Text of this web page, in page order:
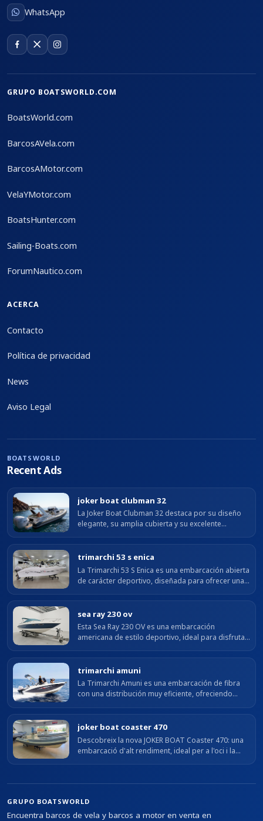
WhatsApp
GRUPO BOATSWORLD.COM
BoatsWorld.com
BarcosAVela.com
BarcosAMotor.com
VelaYMotor.com
BoatsHunter.com
Sailing-Boats.com
ForumNautico.com
ACERCA
Contacto
Política de privacidad
News
Aviso Legal
BOATSWORLD
Recent Ads
joker boat clubman 32
La Joker Boat Clubman 32 destaca por su diseño
elegante, su amplia cubierta y su excelente
9,51 m y una manga de 3,26 m, ofrece...
trimarchi 53 s enica
La Trimarchi 53 S Enica es una embarcación abierta
de carácter deportivo, diseñada para ofrecer una
Su distribución optimiza el...
sea ray 230 ov
Esta Sea Ray 230 OV es una embarcación
americana de estilo deportivo, ideal para disfrutar
Destaca por su diseño elegante, su...
trimarchi amuni
La Trimarchi Amuni es una embarcación de fibra
con una distribución muy eficiente, ofreciendo
joker boat coaster 470
Descobreix la nova JOKER BOAT Coaster 470: una
embarcació d'alt rendiment, ideal per a l'oci i la
GRUPO BOATSWORLD
Encuentra barcos de vela y barcos a motor en venta en